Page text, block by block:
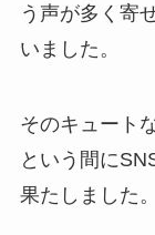
う声が多く寄
いました。
そのキュート
という間に
果たしました。